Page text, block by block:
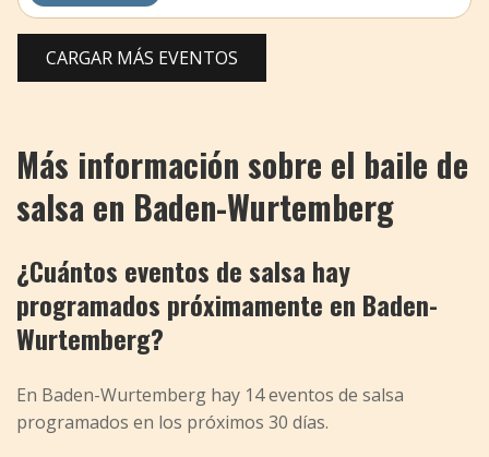
CARGAR MÁS EVENTOS
Más información sobre el baile de
salsa en Baden-Wurtemberg
¿Cuántos eventos de salsa hay
programados próximamente en Baden-
Wurtemberg?
En Baden-Wurtemberg hay 14 eventos de salsa
programados en los próximos 30 días.